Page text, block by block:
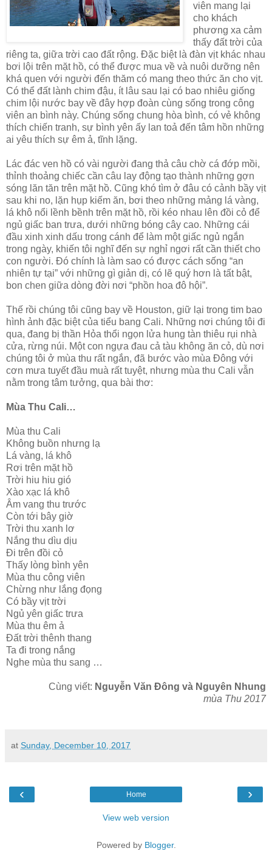
viên mang lại
cho khách
phương xa cảm
thấy đất trời của
riêng ta, giữa trời cao đất rộng. Đặc biệt là đàn vịt khác nhau
bơi lội trên mặt hồ, có thể được mua về và nuôi dưỡng nên
khá quen với người đến thăm có mang theo thức ăn cho vịt.
Có thể đất lành chim đậu, ít lâu sau lại có bao nhiêu giống
chim lội nước bay về đây hợp đoàn cùng sống trong công
viên an bình này. Chúng sống chung hòa bình, có vẻ không
thích chiến tranh, sự bình yên ấy lan toả đến tâm hồn những
ai yêu thích sự êm ả, tĩnh lặng.
Lác đác ven hồ có vài người đang thả câu chờ cá đớp mồi,
thỉnh thoảng chiếc cần câu lay động tạo thành những gợn
sóng lăn tăn trên mặt hồ. Cũng khó tìm ở đâu có cảnh bầy vịt
sau khi no, lặn hụp kiếm ăn, bơi theo những mảng lá vàng,
lá khô nổi lềnh bềnh trên mặt hồ, rồi kéo nhau lên đồi cỏ để
ngủ giấc ban trưa, dưới những bóng cây cao. Những cái
đầu xinh xinh dấu trong cánh để làm một giấc ngủ ngắn
trong ngày, khiến tôi nghĩ đến sự nghỉ ngơi rất cần thiết cho
con người. Đó chính là làm sao có được cách sống “an
nhiên tự tại” với những gì giản dị, có lẽ quý hơn là tất bật,
bon chen giữa dòng đời nơi “phồn hoa đô hội”.
Thế rồi chúng tôi cũng bay về Houston, giữ lại trong tim bao
hình ảnh đặc biệt của tiểu bang Cali. Những nơi chúng tôi đi
qua, đang bị thần Hỏa thổi ngọn lửa hung tàn thiêu rụi nhà
cửa, rừng núi. Một con ngựa đau cả tàu không ăn cỏ, dù nơi
chúng tôi ở mùa thu rất ngắn, đã bước vào mùa Đông với
cơn mưa tuyết đầu muà rất tuyệt, nhưng mùa thu Cali vẫn
nằm trong tâm tưởng, qua bài thơ:
Mùa Thu Cali…
Mùa thu Cali
Không buồn nhưng lạ
Lá vàng, lá khô
Rơi trên mặt hồ
Trời hiu hiu gió
Xào xạc lá khô
Âm vang thu trước
Còn tới bây giờ
Trời thu xanh lơ
Nắng thu dìu dịu
Đi trên đồi cỏ
Thấy lòng bình yên
Mùa thu công viên
Chừng như lắng đọng
Có bầy vịt trời
Ngủ yên giấc trưa
Mùa thu êm ả
Đất trời thênh thang
Ta đi trong nắng
Nghe mùa thu sang …
Cùng viết: Nguyễn Văn Đông và Nguyên Nhung
mùa Thu 2017
at Sunday, December 10, 2017
‹ ›
Home
View web version
Powered by Blogger.